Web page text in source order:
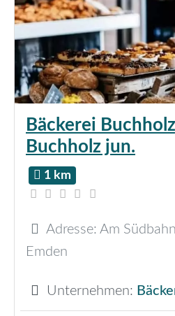
Bäckerei
Buchholz jun.
1 km
Adresse: Am
Emden
Unternehmen: